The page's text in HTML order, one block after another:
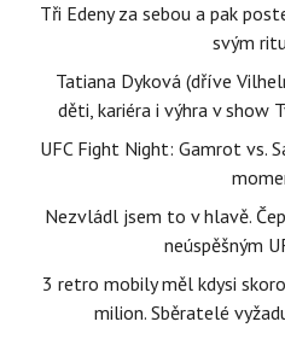
Tři Edeny za sebou a pak
svým
Tatiana Dyková (dříve
děti, kariéra i výhra v show
UFC Fight Night: Gamrot vs.
Nezvládl jsem to v hlavě.
neúspěšným
3 retro mobily měl kdysi
milion. Sběratelé